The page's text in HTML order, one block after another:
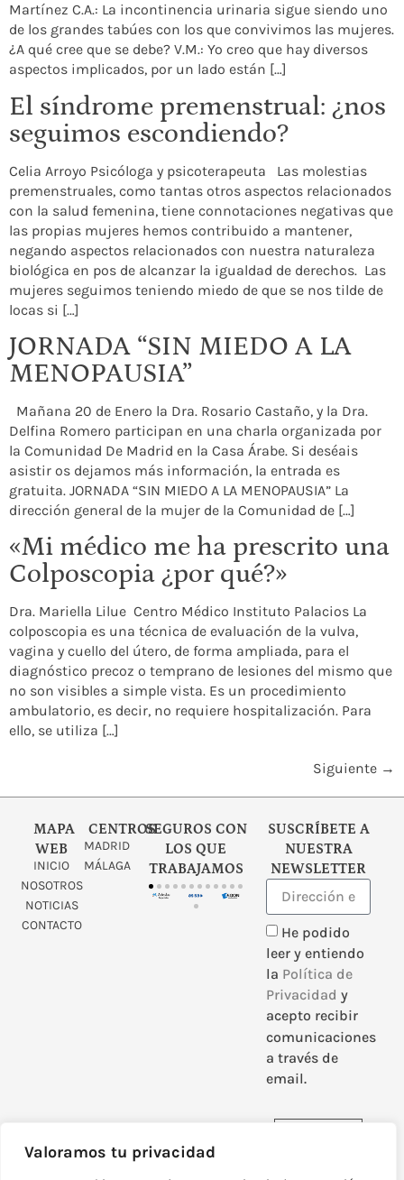
Valoramos tu privacidad
Martínez C.A.: La incontinencia urinaria sigue siendo uno
de los grandes tabúes con los que convivimos las mujeres.
¿A qué cree que se debe? V.M.: Yo creo que hay diversos
aspectos implicados, por un lado están […]
El síndrome premenstrual: ¿nos
seguimos escondiendo?
Celia Arroyo Psicóloga y psicoterapeuta Las molestias
premenstruales, como tantas otros aspectos relacionados
con la salud femenina, tiene connotaciones negativas que
las propias mujeres hemos contribuido a mantener,
negando aspectos relacionados con nuestra naturaleza
biológica en pos de alcanzar la igualdad de derechos. Las
mujeres seguimos teniendo miedo de que se nos tilde de
locas si […]
JORNADA “SIN MIEDO A LA
MENOPAUSIA”
Mañana 20 de Enero la Dra. Rosario Castaño, y la Dra.
Delfina Romero participan en una charla organizada por
la Comunidad De Madrid en la Casa Árabe. Si deséais
asistir os dejamos más información, la entrada es
gratuita. JORNADA “SIN MIEDO A LA MENOPAUSIA” La
dirección general de la mujer de la Comunidad de […]
«Mi médico me ha prescrito una
Colposcopia ¿por qué?»
Dra. Mariella Lilue Centro Médico Instituto Palacios La
colposcopia es una técnica de evaluación de la vulva,
vagina y cuello del útero, de forma ampliada, para el
diagnóstico precoz o temprano de lesiones del mismo que
no son visibles a simple vista. Es un procedimiento
ambulatorio, es decir, no requiere hospitalización. Para
ello, se utiliza […]
Siguiente →
MAPA
WEB
INICIO
NOSOTROS
NOTICIAS
CONTACTO
CENTROS
MADRID
MÁLAGA
SEGUROS CON
LOS QUE
TRABAJAMOS
SUSCRÍBETE A
NUESTRA
NEWSLETTER
He podido
leer y entiendo
la Política de
Privacidad y
acepto recibir
comunicaciones
a través de
email.